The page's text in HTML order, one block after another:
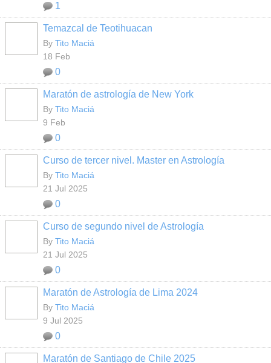
1
Temazcal de Teotihuacan
By Tito Maciá
18 Feb
0
Maratón de astrología de New York
By Tito Maciá
9 Feb
0
Curso de tercer nivel. Master en Astrología
By Tito Maciá
21 Jul 2025
0
Curso de segundo nivel de Astrología
By Tito Maciá
21 Jul 2025
0
Maratón de Astrología de Lima 2024
By Tito Maciá
9 Jul 2025
0
Maratón de Santiago de Chile 2025